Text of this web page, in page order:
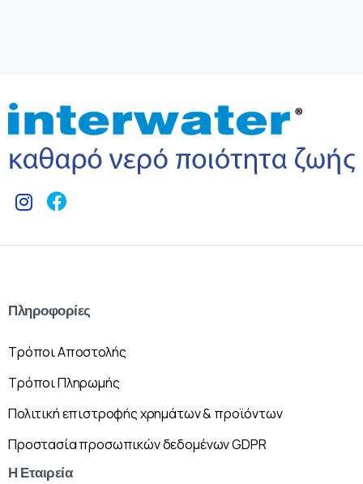
Πληροφορίες
Τρόποι Αποστολής
Τρόποι Πληρωμής
Πολιτική επιστροφής χρημάτων & προϊόντων
Προστασία προσωπικών δεδομένων GDPR
Η Εταιρεία